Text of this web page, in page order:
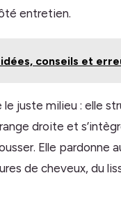
entretien.
conseils et
juste milieu : elle
droite et
Elle pardonne
de cheveux, du